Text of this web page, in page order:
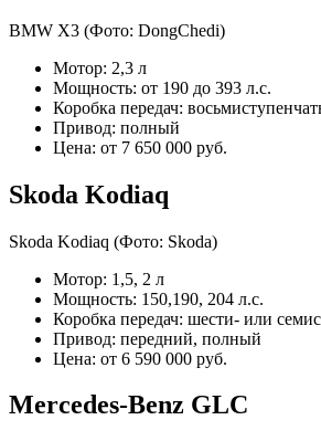
BMW X3 (Фото: DongChedi)
Мотор: 2,3 л
Мощность: от 190 до 393 л.с.
Коробка передач:
Привод: полный
Цена: от 7 650 000 руб.
Skoda Kodiaq
Skoda Kodiaq (Фото: Skoda)
Мотор: 1,5, 2 л
Мощность: 150,190, 204 л.с.
Коробка передач: шести- или
Привод: передний, полный
Цена: от 6 590 000 руб.
Mercedes-Benz GLC